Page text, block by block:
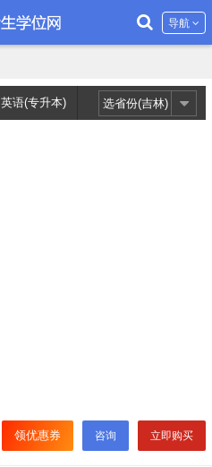
导航
英语(专升本) 选省份(吉林)
领优惠券 咨询 立即购买